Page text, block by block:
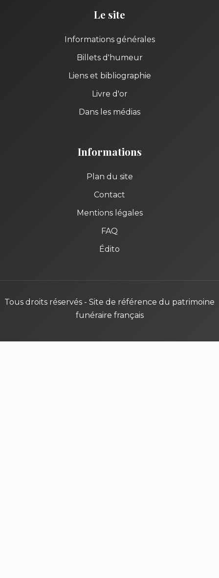
Le site
Informations générales
Billets d'humeur
Liens et bibliographie
Livre d'or
Dans les médias
Informations
Plan du site
Contact
Mentions légales
FAQ
Édito
Tous droits réservés - Site de référence du patrimoine
funéraire français